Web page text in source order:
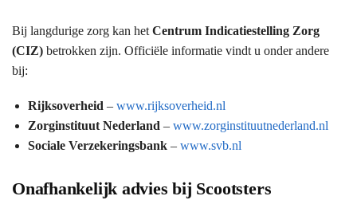
Bij langdurige zorg kan het Centrum Indicatiestelling Zorg
(CIZ) betrokken zijn. Officiële informatie vindt u onder andere
bij:
Rijksoverheid – www.rijksoverheid.nl
Zorginstituut Nederland – www.zorginstituutnederland.nl
Sociale Verzekeringsbank – www.svb.nl
Onafhankelijk advies bij Scootsters